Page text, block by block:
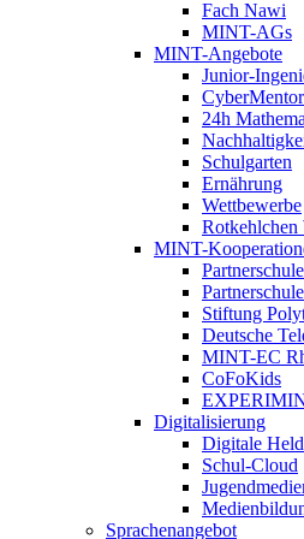
Fach Nawi
MINT-AGs
MINT-Angebote
Junior-
24h
Schulgarten
Ernährung
Wettbewerbe
Rotkehlchen
MINT-
Stiftung
Deutsche
MINT-EC
CoFoKids
Digitalisierung
Digitale
Schul-Cloud
Sprachenangebot